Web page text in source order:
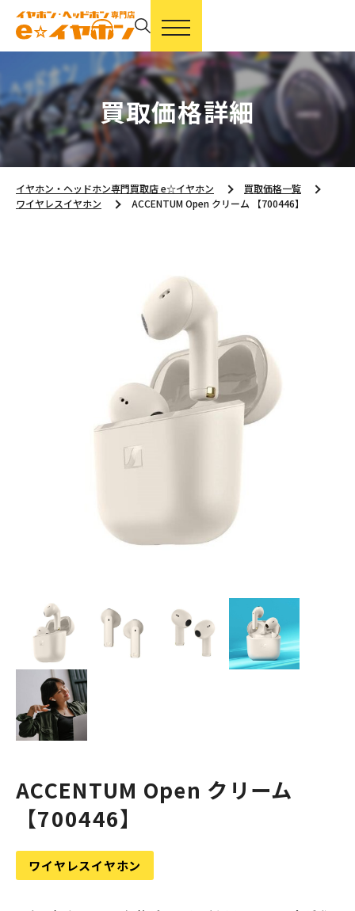
買取価格詳細
イヤホン・ヘッドホン専門買取店 e☆イヤホン
買取価格一覧
ワイヤレスイヤホン
ACCENTUM Open クリーム 【700446】
ACCENTUM Open クリーム
【700446】
ワイヤレスイヤホン